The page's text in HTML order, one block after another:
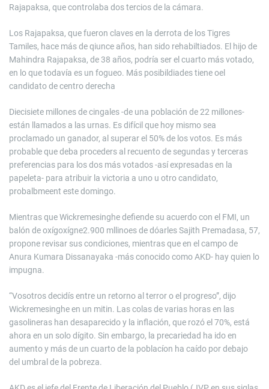
Rajapaksa, que controlaba dos tercios de la cámara.
Los Rajapaksa, que fueron claves en la derrota de los Tigres
Tamiles, hace más de qiunce años, han sido rehabiltiados. El hijo de
Mahindra Rajapaksa, de 38 años, podría ser el cuarto más votado,
en lo que todavía es un fogueo. Más posibildiades tiene oel
candidato de centro derecha
Diecisiete millones de cingales -de una población de 22 millones-
están llamados a las urnas. Es difícil que hoy mismo sea
proclamado un ganador, al superar el 50% de los votos. Es más
probable que deba proceders al recuento de segundas y terceras
preferencias para los dos más votados -así expresadas en la
papeleta- para atribuir la victoria a uno u otro candidato,
probalbmeent este domingo.
Mientras que Wickremesinghe defiende su acuerdo con el FMI, un
balón de oxígoxígne2.900 mllinoes de dóarles Sajith Premadasa, 57,
propone revisar sus condiciones, mientras que en el campo de
Anura Kumara Dissanayaka -más conocido como AKD- hay quien lo
impugna.
“Vosotros decidís entre un retorno al terror o el progreso”, dijo
Wickremesinghe en un mitin. Las colas de varias horas en las
gasolineras han desaparecido y la inflación, que rozó el 70%, está
ahora en un solo dígito. Sin embargo, la precariedad ha ido en
aumento y más de un cuarto de la poblacíon ha caído por debajo
del umbral de la pobreza.